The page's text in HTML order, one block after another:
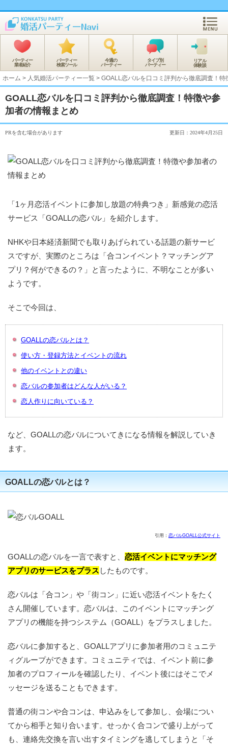
パーティー
業者紹介
パーティー
検索ツール
今週の
パーティー
タイプ別
パーティー
リアル
体験談
ホーム > 人気婚活パーティー一覧 > GOALL恋バルを口コミ評判から徹底調査！
GOALL恋バルを口コミ評判から徹底調査！特徴や参
加者の情報まとめ
PRを含む場合があります 更新日：2024年4月25日
「1ヶ月恋活イベントに参加し放題の特典つき」新感覚の恋活
サービス「GOALLの恋バル」を紹介します。
NHKや日本経済新聞でも取りあげられている話題の新サービ
スですが、実際のところは「合コンイベント？マッチングア
プリ？何ができるの？」と言ったように、不明なことが多い
ようです。
そこで今回は、
GOALLの恋バルとは？
使い方・登録方法とイベントの流れ
他のイベントとの違い
恋バルの参加者はどんな人がいる？
恋人作りに向いている？
など、GOALLの恋バルについてきになる情報を解説していき
ます。
GOALLの恋バルとは？
引用： 恋バルGOALL公式サイト
GOALLの恋バルを一言で表すと、 恋活イベントにマッチング
アプリのサービスをプラス したものです。
恋バルは「合コン」や「街コン」に近い恋活イベントをたく
さん開催しています。恋バルは、このイベントにマッチング
アプリの機能を持つシステム（GOALL）をプラスしました。
恋バルに参加すると、GOALLアプリに参加者用のコミュニテ
ィグループができます。コミュニティでは、イベント前に参
加者のプロフィールを確認したり、イベント後にはそこでメ
ッセージを送ることもできます。
普通の街コンや合コンは、申込みをして参加し、会場につい
てから相手と知り合います。せっかく合コンで盛り上がって
も、連絡先交換を言い出すタイミングを逃してしまうと「そ